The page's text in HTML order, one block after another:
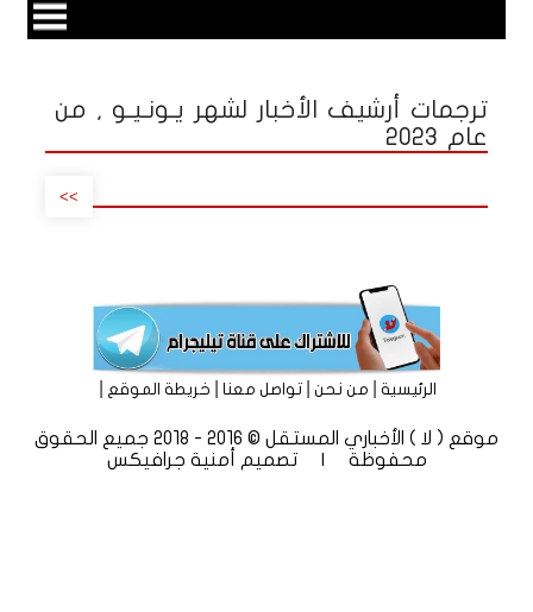
ترجمات أرشيف الأخبار لشهر يـونـيـو , من
عام 2023
>>
الرئيسية|من نحن|تواصل معنا|خريطة الموقع
موقع ( لا ) الأخباري المستقل © 2016 - 2018 جميع الحقوق
محفوظة | تصميم
أمنية جرافيكس